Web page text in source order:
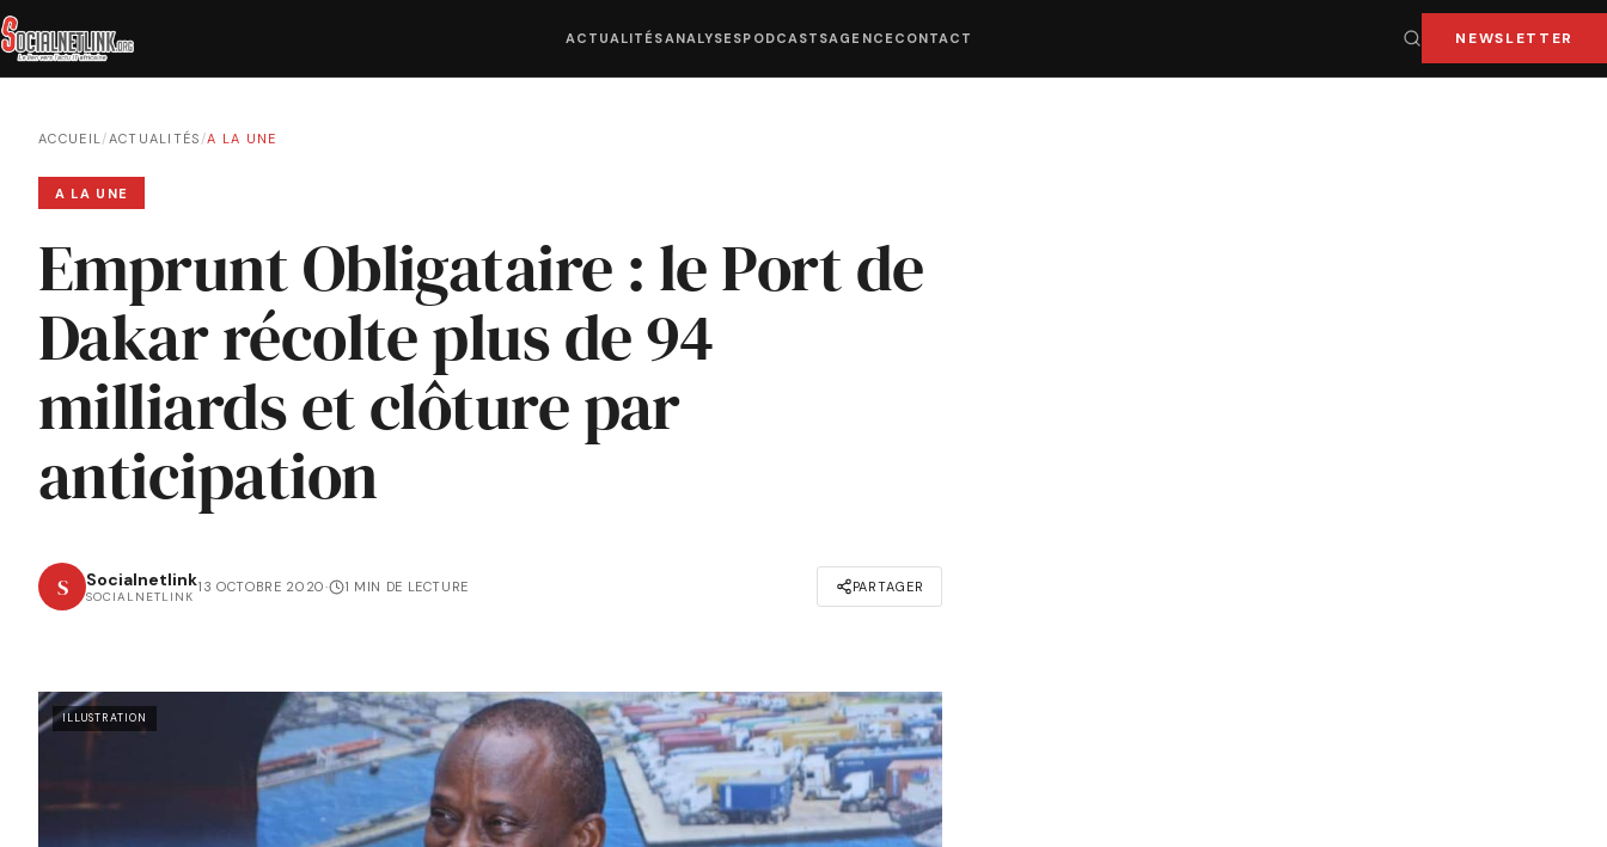
ACTUALITÉSANALYSESPODCASTSAGENCE CONTACT NEWSLETTER
ACCUEIL/ACTUALITÉS /A LA UNE
A LA UNE
Emprunt Obligataire : le Port de
Dakar récolte plus de 94
milliards et clôture par
anticipation
S Socialnetlink
SOCIALNETLINK
13 OCTOBRE 2020· 1 MIN DE LECTURE PARTAGER
ILLUSTRATION